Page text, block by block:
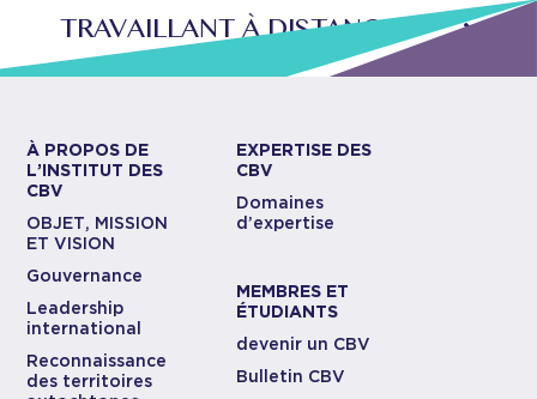
TRAVAILLANT À DISTANCE
À PROPOS DE
L’INSTITUT DES
CBV
OBJET, MISSION
ET VISION
Gouvernance
Leadership
international
Reconnaissance
des territoires
EXPERTISE DES
CBV
Domaines
d’expertise
MEMBRES ET
ÉTUDIANTS
devenir un CBV
Bulletin CBV